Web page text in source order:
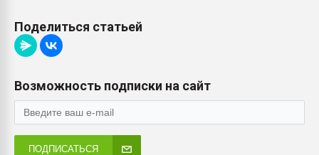
Поделиться статьей
Возможность подписки на сайт
ПОДПИСАТЬСЯ